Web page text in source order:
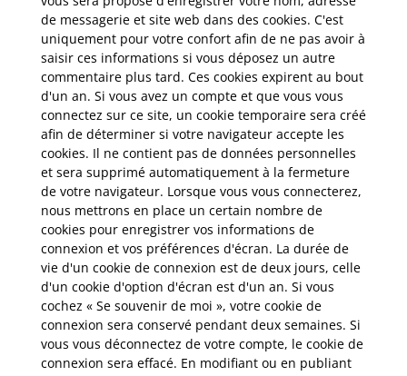
de messagerie et site web dans des cookies. C'est
uniquement pour votre confort afin de ne pas avoir à
saisir ces informations si vous déposez un autre
commentaire plus tard. Ces cookies expirent au bout
d'un an. Si vous avez un compte et que vous vous
connectez sur ce site, un cookie temporaire sera créé
afin de déterminer si votre navigateur accepte les
cookies. Il ne contient pas de données personnelles
et sera supprimé automatiquement à la fermeture
de votre navigateur. Lorsque vous vous connecterez,
nous mettrons en place un certain nombre de
cookies pour enregistrer vos informations de
connexion et vos préférences d'écran. La durée de
vie d'un cookie de connexion est de deux jours, celle
d'un cookie d'option d'écran est d'un an. Si vous
cochez « Se souvenir de moi », votre cookie de
connexion sera conservé pendant deux semaines. Si
vous vous déconnectez de votre compte, le cookie de
connexion sera effacé. En modifiant ou en publiant